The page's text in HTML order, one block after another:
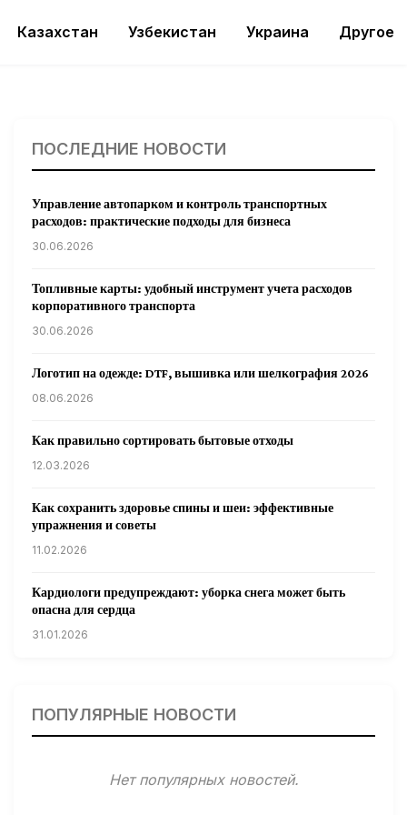
Казахстан Узбекистан Украина Другое
ПОСЛЕДНИЕ НОВОСТИ
Управление автопарком и контроль транспортных
расходов: практические подходы для бизнеса
30.06.2026
Топливные карты: удобный инструмент учета расходов
корпоративного транспорта
30.06.2026
Логотип на одежде: DTF, вышивка или шелкография 2026
08.06.2026
Как правильно сортировать бытовые отходы
12.03.2026
Как сохранить здоровье спины и шеи: эффективные
упражнения и советы
11.02.2026
Кардиологи предупреждают: уборка снега может быть
опасна для сердца
31.01.2026
31.01.2026
мобильных телефонов на здоровье
ПОПУЛЯРНЫЕ НОВОСТИ
Нет популярных новостей.